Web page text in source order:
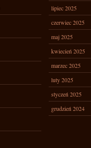
lipiec 2025
czerwiec 2025
maj 2025
kwiecień 2025
marzec 2025
luty 2025
styczeń 2025
grudzień 2024